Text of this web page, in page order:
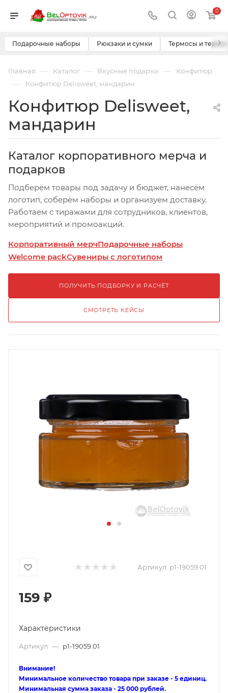
0
Подарочные наборы Рюкзаки и сумки Термосы и ›
Главная — Каталог — Вкусные подарки — Конфитюр
— Конфитюр Delisweet, мандарин
Конфитюр Delisweet,
мандарин
Каталог корпоративного мерча и
подарков
Подберём товары под задачу и бюджет, нанесём
логотип, соберём наборы и организуем доставку.
Работаем с тиражами для сотрудников, клиентов,
мероприятий и промоакций.
Корпоративный мерчПодарочные наборы
Welcome packСувениры с логотипом
ПОЛУЧИТЬ ПОДБОРКУ И РАСЧЁТ
СМОТРЕТЬ КЕЙСЫ
Артикул: p1-19059.01
159 ₽
Характеристики
Артикул — p1-19059.01
Внимание!
Минимальное количество товара при заказе - 5 единиц.
Минимальная сумма заказа - 25 000 рублей.